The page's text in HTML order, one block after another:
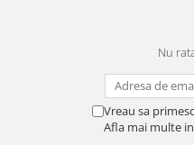
Nu
Vreau sa
Afla mai multe in